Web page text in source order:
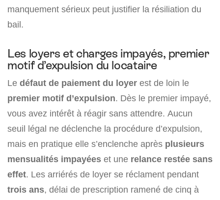
manquement sérieux peut justifier la résiliation du
bail.
Les loyers et charges impayés, premier
motif d’expulsion du locataire
Le défaut de paiement du loyer est de loin le
premier motif d’expulsion. Dès le premier impayé,
vous avez intérêt à réagir sans attendre. Aucun
seuil légal ne déclenche la procédure d’expulsion,
mais en pratique elle s’enclenche après plusieurs
mensualités impayées et une relance restée sans
effet. Les arriérés de loyer se réclament pendant
trois ans, délai de prescription ramené de cinq à